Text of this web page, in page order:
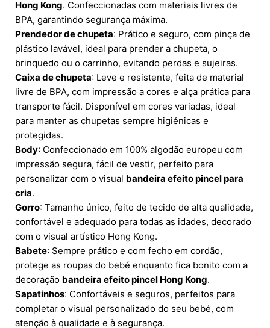
Hong Kong. Confeccionadas com materiais livres de
BPA, garantindo segurança máxima.
Prendedor de chupeta: Prático e seguro, com pinça de
plástico lavável, ideal para prender a chupeta, o
brinquedo ou o carrinho, evitando perdas e sujeiras.
Caixa de chupeta: Leve e resistente, feita de material
livre de BPA, com impressão a cores e alça prática para
transporte fácil. Disponível em cores variadas, ideal
para manter as chupetas sempre higiénicas e
protegidas.
Body: Confeccionado em 100% algodão europeu com
impressão segura, fácil de vestir, perfeito para
personalizar com o visual bandeira efeito pincel para
cria.
Gorro: Tamanho único, feito de tecido de alta qualidade,
confortável e adequado para todas as idades, decorado
com o visual artístico Hong Kong.
Babete: Sempre prático e com fecho em cordão,
protege as roupas do bebé enquanto fica bonito com a
decoração bandeira efeito pincel Hong Kong.
Sapatinhos: Confortáveis e seguros, perfeitos para
completar o visual personalizado do seu bebé, com
atenção à qualidade e à segurança.